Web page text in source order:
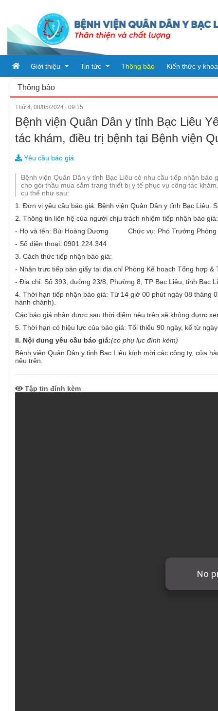
Giới thiệu
Tổ chức bệnh viện
PHÒNG TÀI CHÍNH - KẾ
PHÒNG ĐIỀU DƯỠNG
PHÒNG ĐIỀU DƯỠNG
KHOA KHÁM BỆNH CẤP
KHOA Y học cổ truyền - Vật
KHOA CẬN LÂM SÀNG
KHOA NGOẠI - SẢN
KHOA NỘI NHI NHIỄM
Tin tức
Tin tức
Thông báo Kiến thức y khoa
Thông báo
Thứ 4, 08/05/2024 09:15
Bệnh viện Quân Dân y tỉnh Bạc Liêu
tác khám, điều trị bệnh tại Bệnh viện
Yêu cầu báo giá
Bệnh viện Quân Dân y tỉnh Bạc Liêu có nhu cầu tiếp nhận
cho gói thầu mua sắm trang thiết bị y tế phục vụ công tác
cụ thể như sau:
1. Đơn vị yêu cầu báo giá: Bệnh viện Quân Dân y tỉnh Bạc Liêu.
2. Thông tin liên hệ của người chịu trách nhiệm tiếp nhận báo giá:
- Họ và tên: Bùi Hoàng Dương Chức vụ: Phó Trưởng Phòng
- Số điện thoại: 0901.224.344
3. Cách thức tiếp nhận báo giá:
- Nhận trực tiếp bản giấy tại địa chỉ Phòng Kế hoạch Tổng hợp
- Địa chỉ: Số 393, đường 23/8, Phường 8, TP Bạc Liêu, tỉnh Bạc
4. Thời hạn tiếp nhận báo giá: Từ 14 giờ 00 phút ngày 08 tháng
hành chánh).
Các báo giá nhận được sau thời điểm nêu trên sẽ không được
5. Thời hạn có hiệu lực của báo giá: Tối thiểu 90 ngày, kể từ
II. Nội dung yêu cầu báo giá:(có phụ lục đính kèm)
Bệnh viện Quân Dân y tỉnh Bạc Liêu kính mời các công ty, cửa
nêu trên.
Tập tin đính kèm